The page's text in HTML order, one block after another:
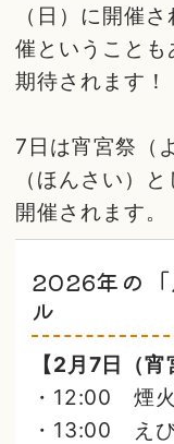
（日）に開催
催ということ
期待されます！
7日は宵宮祭（
（ほんさい）
開催されます。
2026年の「
ル
【2月7日（宵
・12:00 煙
・13:00 え